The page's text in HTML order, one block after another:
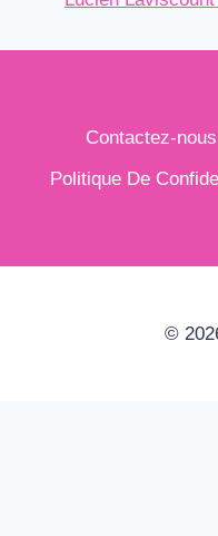
Contactez-nous
Politique De
©